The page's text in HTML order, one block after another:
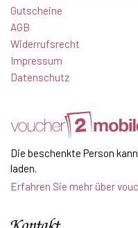
Gutscheine
AGB
Widerrufsrecht
Impressum
Datenschutz
Die beschenkte Person
laden.
Erfahren Sie mehr über